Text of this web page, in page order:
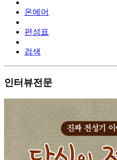
온에어
편성표
검색
인터뷰전문